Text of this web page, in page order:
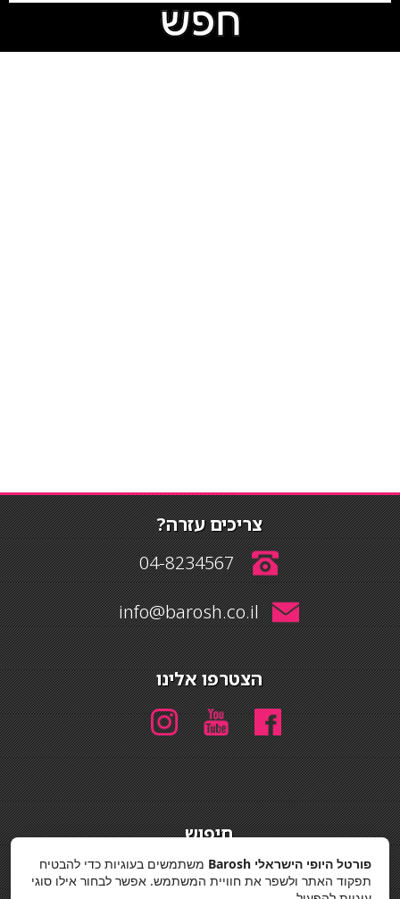
צריכים עזרה?
04-8234567
info@barosh.co.il
הצטרפו אלינו
חיפוש
מדיניות פרטיות
פורטל היופי הישראלי Barosh
משתמשים בעוגיות כדי להבטיח
תפקוד האתר ולשפר את חוויית המשתמש. אפשר לבחור אילו סוגי